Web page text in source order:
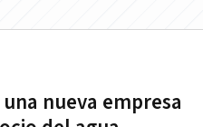
nueva empresa